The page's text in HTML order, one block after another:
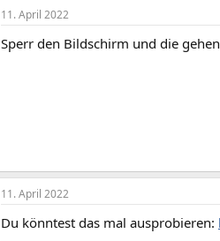
11. April 2022
Sperr den Bildschirm und die
11. April 2022
Du könntest das mal ausprobieren: